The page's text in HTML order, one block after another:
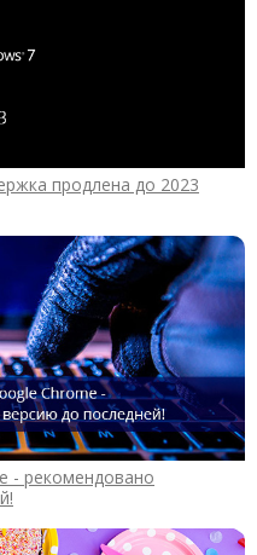
продлена до 2023
- рекомендовано